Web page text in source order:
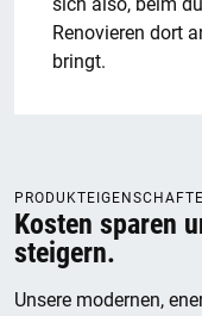
Renovieren dort
bringt.
Kosten sparen
steigern.
Unsere modernen,